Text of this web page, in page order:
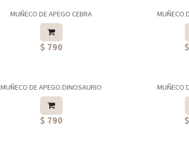
MUÑECO DE APEGO CEBRA
$ 790
MUÑECO
MUÑECO DE APEGO DINOSAURIO
$ 790
MUÑECO